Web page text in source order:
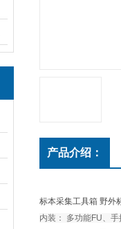
产品介绍：
标本采集工具箱 野外
内装： 多功能FU、